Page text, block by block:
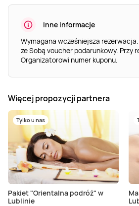
Inne informacje
Wymagana wcześniejsza
ze Sobą voucher podarunkowy. Przy
Organizatorowi numer kuponu.
Więcej propozycji partnera
Tylko u nas
Pakiet "Orientalna podróż" w
Lublinie